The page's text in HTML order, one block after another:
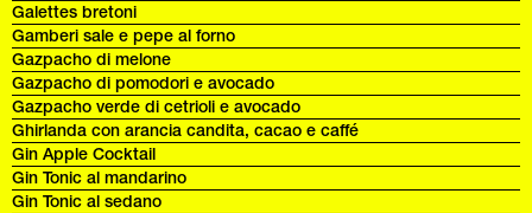
Galettes bretoni
Gamberi sale e pepe al forno
Gazpacho di melone
Gazpacho di pomodori e avocado
Gazpacho verde di cetrioli e avocado
Ghirlanda con arancia candita, cacao e caffé
Gin Apple Cocktail
Gin Tonic al mandarino
Gin Tonic al sedano